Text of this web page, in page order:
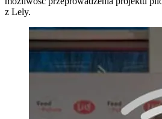
z Lely.